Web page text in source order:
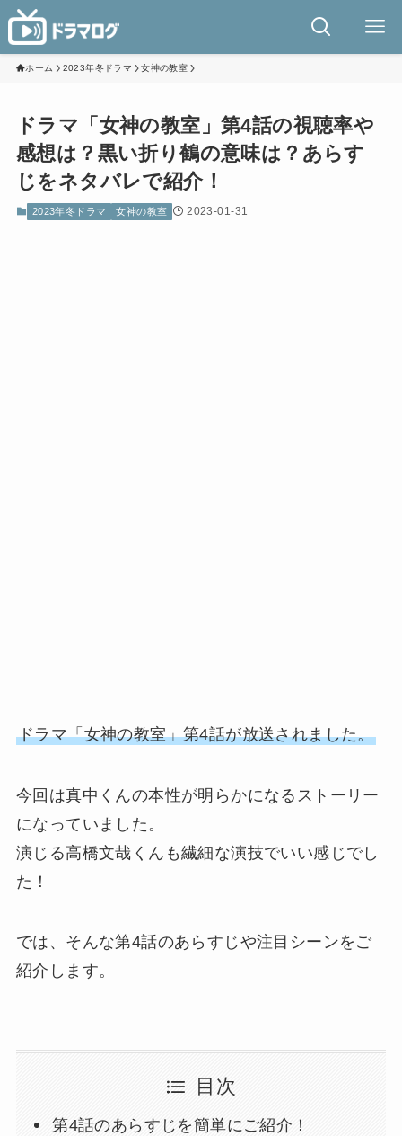
ホーム 2023年冬ドラマ 女神の教室
ドラマ「女神の教室」第4話の視聴率や
感想は？黒い折り鶴の意味は？あらす
じをネタバレで紹介！
2023年冬ドラマ 女神の教室 2023-01-31
ドラマ「女神の教室」第4話が放送されました。
今回は真中くんの本性が明らかになるストーリー
になっていました。
演じる高橋文哉くんも繊細な演技でいい感じでし
た！
では、そんな第4話のあらすじや注目シーンをご
紹介します。
目次
第4話のあらすじを簡単にご紹介！